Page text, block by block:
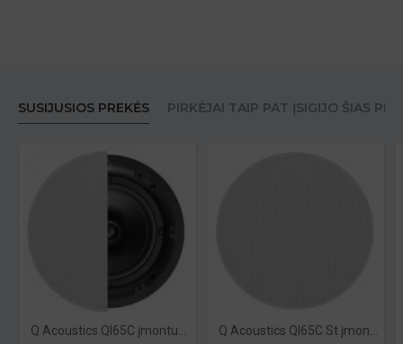
SUSIJUSIOS PREKĖS PIRKĖJAI TAIP PAT ĮSIGIJO ŠIAS